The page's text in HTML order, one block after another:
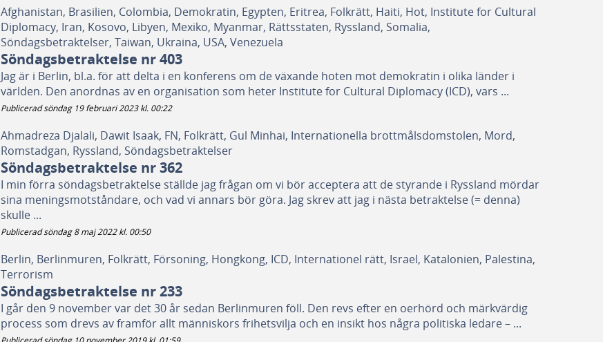
Afghanistan, Brasilien, Colombia, Demokratin, Egypten, Eritrea, Folkrätt, Haiti, Hot, Institute for Cultural
Diplomacy, Iran, Kosovo, Libyen, Mexiko, Myanmar, Rättsstaten, Ryssland, Somalia,
Söndagsbetraktelser, Taiwan, Ukraina, USA, Venezuela
Söndagsbetraktelse nr 403
Jag är i Berlin, bl.a. för att delta i en konferens om de växande hoten mot demokratin i olika länder i
världen. Den anordnas av en organisation som heter Institute for Cultural Diplomacy (ICD), vars ...
Publicerad söndag 19 februari 2023 kl. 00:22
Ahmadreza Djalali, Dawit Isaak, FN, Folkrätt, Gul Minhai, Internationella brottmålsdomstolen, Mord,
Romstadgan, Ryssland, Söndagsbetraktelser
Söndagsbetraktelse nr 362
I min förra söndagsbetraktelse ställde jag frågan om vi bör acceptera att de styrande i Ryssland mördar
sina meningsmotståndare, och vad vi annars bör göra. Jag skrev att jag i nästa betraktelse (= denna)
skulle ...
Publicerad söndag 8 maj 2022 kl. 00:50
Berlin, Berlinmuren, Folkrätt, Försoning, Hongkong, ICD, Internationel rätt, Israel, Katalonien, Palestina,
Terrorism
Söndagsbetraktelse nr 233
I går den 9 november var det 30 år sedan Berlinmuren föll. Den revs efter en oerhörd och märkvärdig
process som drevs av framför allt människors frihetsvilja och en insikt hos några politiska ledare – ...